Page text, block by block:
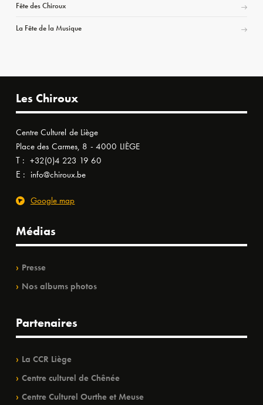
Fête des Chiroux
La Fête de la Musique
Les Chiroux
Centre Culturel de Liège
Place des Carmes, 8 - 4000 LIÈGE
T : +32(0)4 223 19 60
E : info@chiroux.be
Google map
Médias
Presse
Nos albums photos
Partenaires
La CCR Liège
Centre culturel de Chênée
Centre Culturel Ourthe et Meuse